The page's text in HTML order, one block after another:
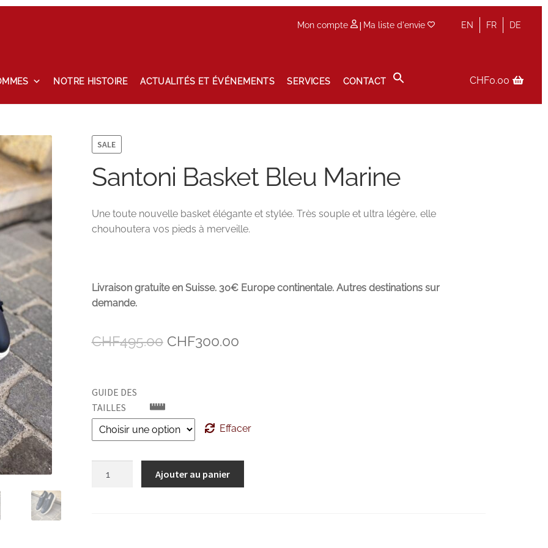
EN FR DE
Mon compte | Ma liste d'envie
NOTRE HISTOIRE ACTUALITÉS ET ÉVÉNEMENTS SERVICES CONTACT CHF0.00
SALE
Santoni Basket Bleu Marine
Une toute nouvelle basket élégante et stylée. Très souple et ultra légère, elle
chouhoutera vos pieds à merveille.
Livraison gratuite en Suisse. 30€ Europe continentale. Autres destinations sur
demande.
CHF495.00 Le
CHF495.00.
CHF300.00Le
CHF300.00.
GUIDE DES
TAILLES
Effacer
Ajouter au panier